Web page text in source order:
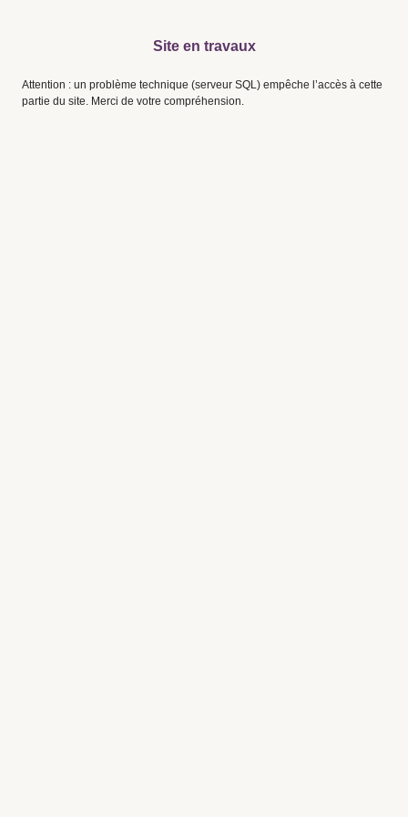
Site en travaux
Attention : un problème technique (serveur SQL) empêche l’accès à cette
partie du site. Merci de votre compréhension.